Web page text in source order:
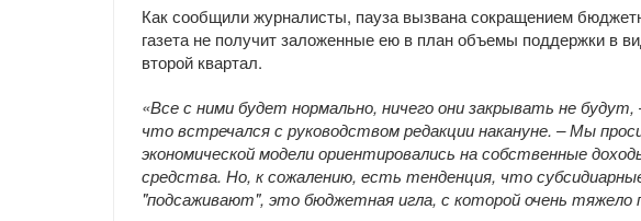
Как сообщили журналисты, пауза вызвана сокращением
газета не получит заложенные ею в план объемы поддержки в
второй квартал.
«Все с ними будет нормально, ничего они закрывать не
что встречался с руководством редакции накануне. – Мы
экономической модели ориентировались на собственные
средства. Но, к сожалению, есть тенденция, что
"подсаживают", это бюджетная игла, с которой очень тяжело